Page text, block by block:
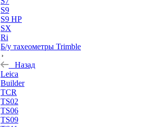
S9
S9 HP
SX
Ri
Б/у тахеометры Trimble
Назад
Leica
Builder
TCR
TS02
TS06
TS09